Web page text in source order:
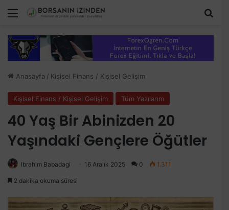
Menü
Anasayfa / Kişisel Finans / Kişisel Gelişim
Kişisel Finans / Kişisel Gelişim Tüm Yazılarım
40 Yaş Bir Abinizden 20
Yaşındaki Gençlere Öğütler
Ibrahim Babadagi 16 Aralık 2025 0 1.311
2 dakika okuma süresi